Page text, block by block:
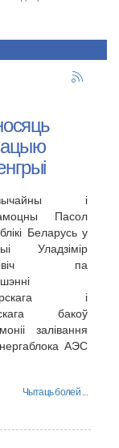
і
Пасол
Беларусь у
Уладзімір
па
і
бакоў
залівання
АЭС
Чытаць болей ...